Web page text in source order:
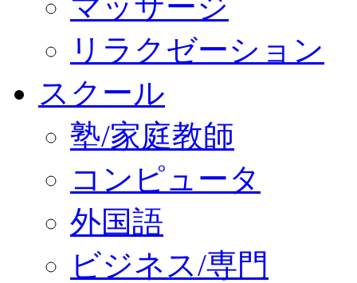
リラクゼーション
スクール
塾/家庭教師
コンピュータ
外国語
ビジネス/専門